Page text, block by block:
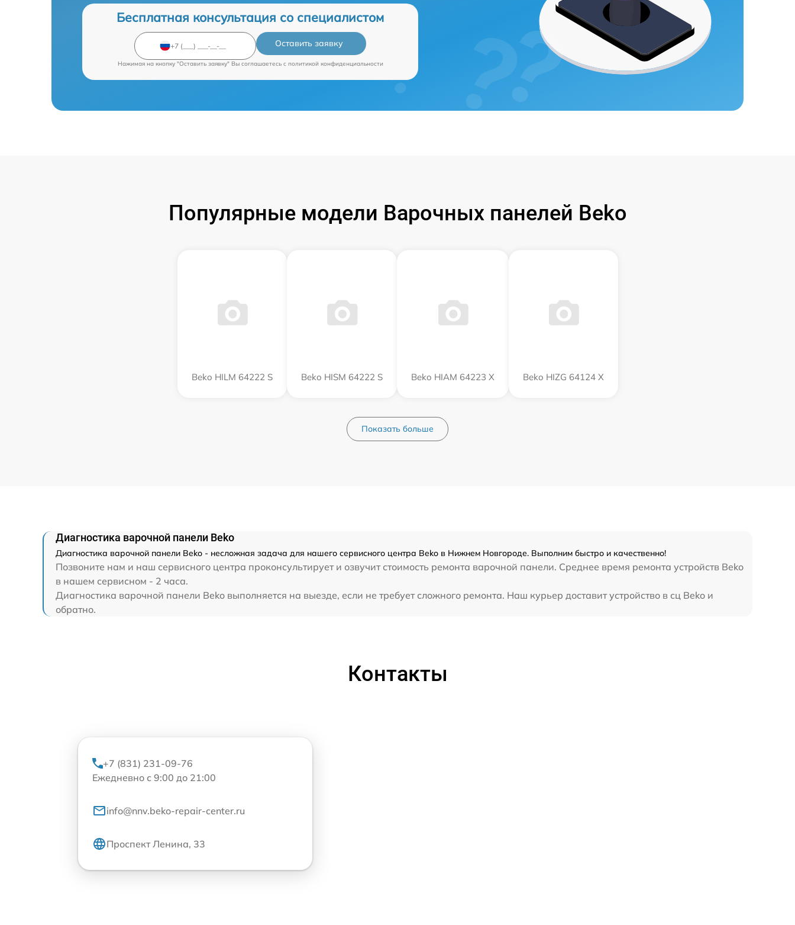
Бесплатная консультация со специалистом
Оставить заявку
Нажимая на кнопку "Оставить заявку" Вы соглашаетесь c политикой конфиденциальности
Популярные модели Варочных панелей Beko
Beko HILM 64222 S Beko HISM 64222 S Beko HIAM 64223 X Beko HIZG 64124 X
Показать больше
Диагностика варочной панели Beko
Диагностика варочной панели Beko - несложная задача для нашего сервисного центра Beko в Нижнем Новгороде. Выполним быстро и качественно!
Позвоните нам и наш сервисного центра проконсультирует и озвучит стоимость ремонта варочной панели. Среднее время ремонта устройств Beko
в нашем сервисном - 2 часа.
Диагностика варочной панели Beko выполняется на выезде, если не требует сложного ремонта. Наш курьер доставит устройство в сц Beko и
обратно.
Контакты
+7 (831) 231-09-76
Ежедневно с 9:00 до 21:00
info@nnv.beko-repair-center.ru
Проспект Ленина, 33